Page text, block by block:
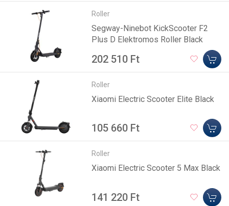
Roller
Segway-Ninebot KickScooter F2
Plus D Elektromos Roller Black
202 510 Ft
Roller
Xiaomi Electric Scooter Elite Black
105 660 Ft
Roller
Xiaomi Electric Scooter 5 Max Black
141 220 Ft